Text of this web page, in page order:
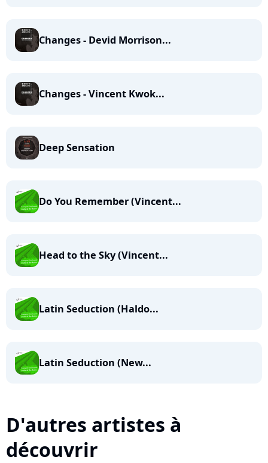
Changes - Devid Morrison...
Changes - Vincent Kwok...
Deep Sensation
Do You Remember (Vincent...
Head to the Sky (Vincent...
Latin Seduction (Haldo...
Latin Seduction (New...
D'autres artistes à
découvrir